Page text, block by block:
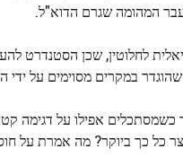
לחלוטין, שכן הסטנדרט
במקרים מסוימים על
כשמסתכלים אפילו על דגימה
כל כך ביוקר? מה אמרת על